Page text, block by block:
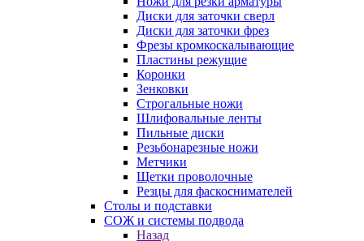
Диски для заточки сверл
Диски для заточки фрез
Фрезы кромкоскалывающие
Пластины режущие
Коронки
Зенковки
Строгальные ножи
Шлифовальные ленты
Пильные диски
Резьбонарезные ножи
Метчики
Щетки проволочные
Резцы для фаскоснимателей
Столы и подставки
СОЖ и системы подвода
Назад